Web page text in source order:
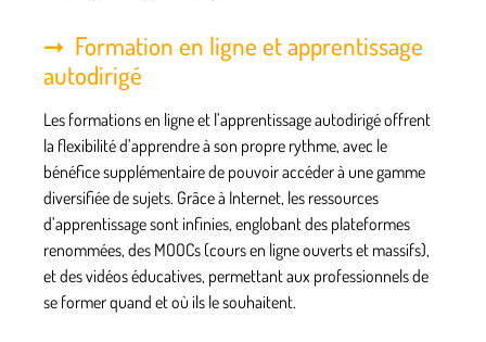
Formation en ligne et apprentissage
autodirigé
Les formations en ligne et l’apprentissage autodirigé offrent
la flexibilité d’apprendre à son propre rythme, avec le
bénéfice supplémentaire de pouvoir accéder à une gamme
diversifiée de sujets. Grâce à Internet, les ressources
d’apprentissage sont infinies, englobant des plateformes
renommées, des MOOCs (cours en ligne ouverts et massifs),
et des vidéos éducatives, permettant aux professionnels de
se former quand et où ils le souhaitent.